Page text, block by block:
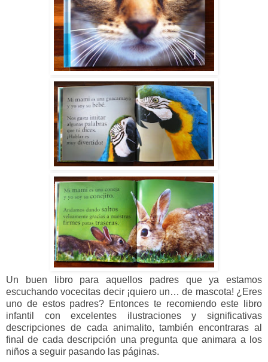
Un buen libro para aquellos padres que ya estamos
escuchando vocecitas decir ¡quiero un… de mascota! ¿Eres
uno de estos padres? Entonces te recomiendo este libro
infantil con excelentes ilustraciones y significativas
descripciones de cada animalito, también encontraras al
final de cada descripción una pregunta que animara a los
niños a seguir pasando las páginas.